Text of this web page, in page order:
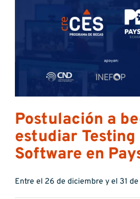
Postulación a
estudiar Testing
Software en
Entre el 26 de diciembre y el 31